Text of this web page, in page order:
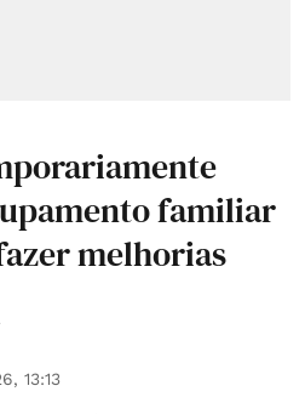
familiar
melhorias
13:13